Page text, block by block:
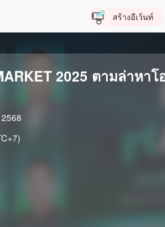
สร้างอีเว้นท์
2025 ตามล่าหา